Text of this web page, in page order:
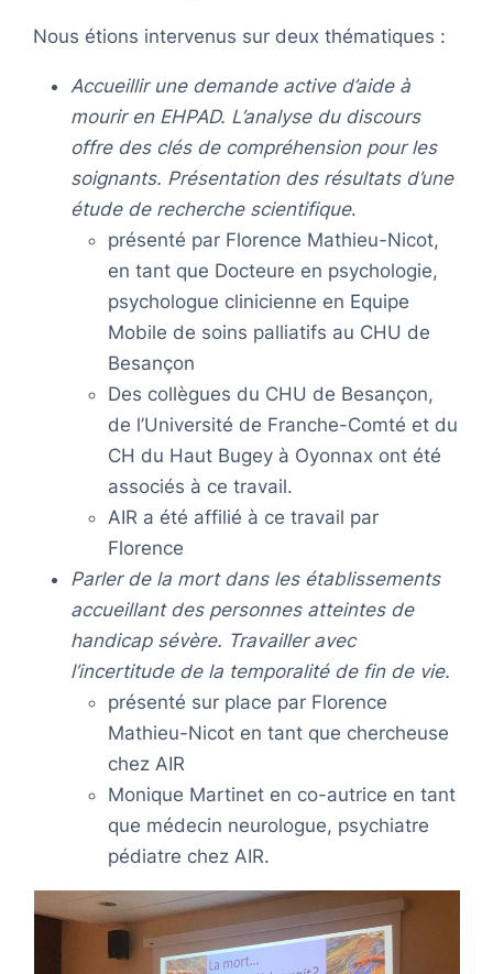
Nous étions intervenus sur deux thématiques :
Accueillir une demande active d’aide à
mourir en EHPAD. L’analyse du discours
offre des clés de compréhension pour les
soignants. Présentation des résultats d’une
étude de recherche scientifique.
présenté par Florence Mathieu-Nicot,
en tant que Docteure en psychologie,
psychologue clinicienne en Equipe
Mobile de soins palliatifs au CHU de
Besançon
Des collègues du CHU de Besançon,
de l’Université de Franche-Comté et du
CH du Haut Bugey à Oyonnax ont été
associés à ce travail.
AIR a été affilié à ce travail par
Florence
Parler de la mort dans les établissements
accueillant des personnes atteintes de
handicap sévère. Travailler avec
l’incertitude de la temporalité de fin de vie.
présenté sur place par Florence
Mathieu-Nicot en tant que chercheuse
chez AIR
Monique Martinet en co-autrice en tant
que médecin neurologue, psychiatre
pédiatre chez AIR.